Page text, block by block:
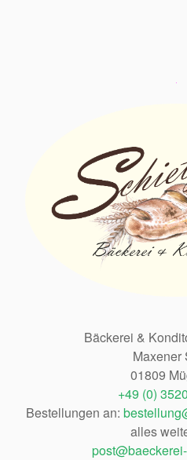
Bäckerei &
Maxener
01809
+49 (0)
Bestellungen an:
alles